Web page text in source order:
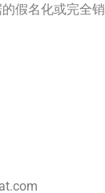
假名化或完全销